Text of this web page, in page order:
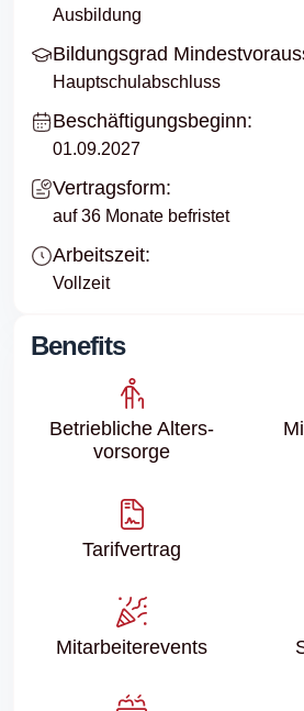
Ausbildung
Bildungsgrad
Hauptschulabschluss
Beschäftigungsbeginn:
01.09.2027
Vertragsform:
auf 36 Monate befristet
Arbeitszeit:
Vollzeit
Benefits
Betriebliche Alters­
vorsorge
Tarifvertrag
Mitarbeiter­events